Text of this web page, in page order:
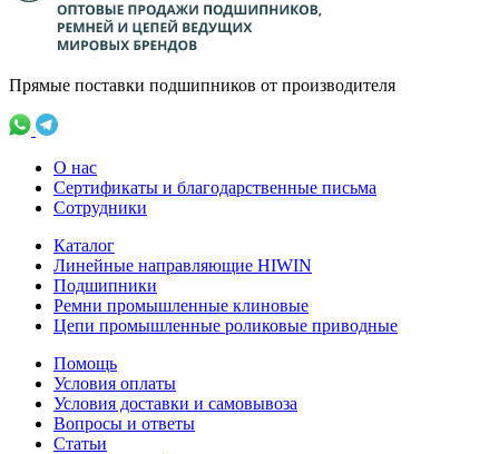
Прямые поставки подшипников от производителя
О нас
Сертификаты и благодарственные письма
Сотрудники
Каталог
Линейные направляющие HIWIN
Подшипники
Ремни промышленные клиновые
Цепи промышленные роликовые приводные
Помощь
Условия оплаты
Условия доставки и самовывоза
Вопросы и ответы
Статьи